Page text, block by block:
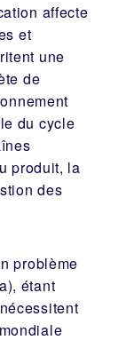
affecte
et
une
de
du cycle
produit, la
des
problème
étant